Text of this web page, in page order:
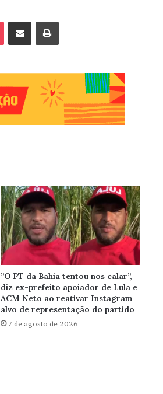
”O PT da Bahia tentou nos calar”,
diz ex-prefeito apoiador de Lula e
ACM Neto ao reativar Instagram
alvo de representação do partido
7 de agosto de 2026